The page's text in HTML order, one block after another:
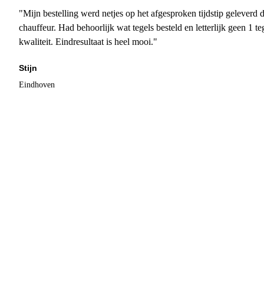
"Mijn bestelling werd netjes op het afgesproken tijdstip geleverd
chauffeur. Had behoorlijk wat tegels besteld en letterlijk geen 1
kwaliteit. Eindresultaat is heel mooi."
Stijn
Eindhoven